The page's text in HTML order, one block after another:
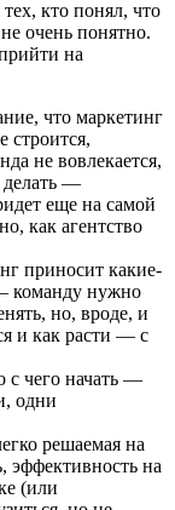
кто понял, что
очень понятно.
на
что маркетинг
строится,
не вовлекается,
делать —
еще на самой
как агентство
приносит какие-
команду нужно
но, вроде, и
и как расти — с
с чего начать —
одни
решаемая на
эффективность на
(или